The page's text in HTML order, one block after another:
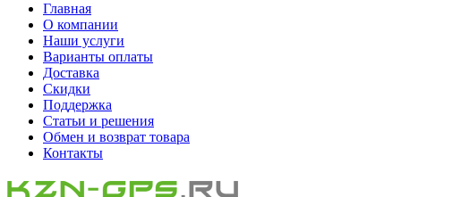
Главная
О компании
Наши услуги
Варианты оплаты
Доставка
Скидки
Поддержка
Статьи и решения
Обмен и возврат товара
Контакты